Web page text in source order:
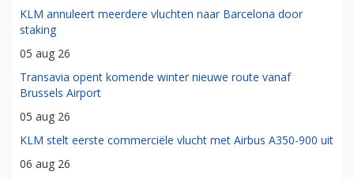
KLM annuleert meerdere vluchten naar Barcelona door
staking
05 aug 26
Transavia opent komende winter nieuwe route vanaf
Brussels Airport
05 aug 26
KLM stelt eerste commerciële vlucht met Airbus A350-900 uit
06 aug 26